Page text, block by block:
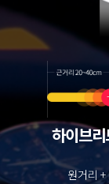
하이브
원거리